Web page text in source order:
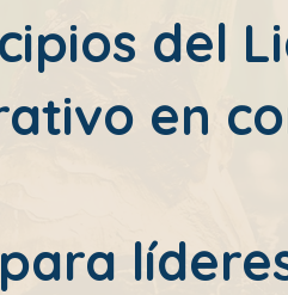
del
en